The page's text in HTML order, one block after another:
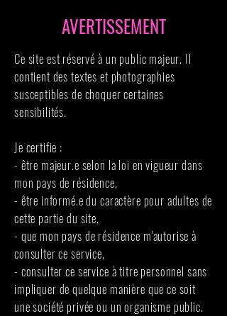
AVERTISSEMENT
Ce site est réservé à un public majeur. Il
contient des textes et photographies
susceptibles de choquer certaines
sensibilités.
Je certifie :
- être majeur.e selon la loi en vigueur dans
mon pays de résidence,
- être informé.e du caractère pour adultes de
cette partie du site,
- que mon pays de résidence m'autorise à
consulter ce service,
- consulter ce service à titre personnel sans
impliquer de quelque manière que ce soit
une société privée ou un organisme public.